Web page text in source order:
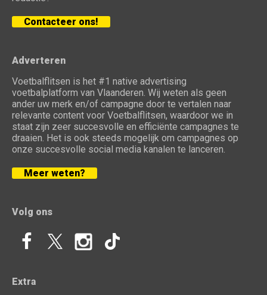
Contacteer ons!
Adverteren
Voetbalflitsen is het #1 native advertising
voetbalplatform van Vlaanderen. Wij weten als geen
ander uw merk en/of campagne door te vertalen naar
relevante content voor Voetbalflitsen, waardoor we in
staat zijn zeer succesvolle en efficiënte campagnes te
draaien. Het is ook steeds mogelijk om campagnes op
onze succesvolle social media kanalen te lanceren.
Meer weten?
Volg ons
Extra